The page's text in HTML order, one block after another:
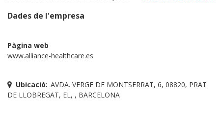
Dades de l'empresa
Pàgina web
www.alliance-healthcare.es
Ubicació: AVDA. VERGE DE MONTSERRAT, 6, 08820, PRAT
DE LLOBREGAT, EL, , BARCELONA